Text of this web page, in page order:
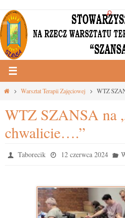
Przejdź
do
treści
StronaWarsztat Terapii Zajęciowej WTZ
WTZ SZANSA na
chwalicie….”
Taborecik 12 czerwca 2024